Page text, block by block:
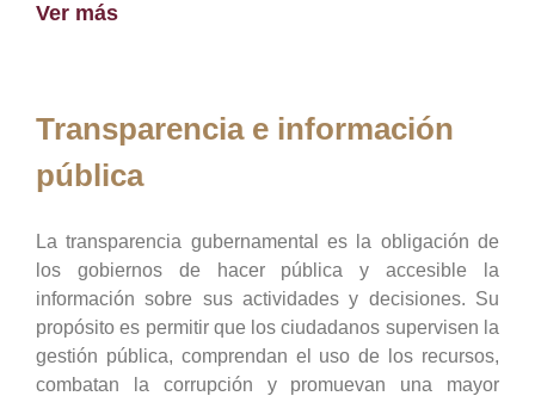
Ver más
Transparencia e información
pública
La transparencia gubernamental es la obligación de
los gobiernos de hacer pública y accesible la
información sobre sus actividades y decisiones. Su
propósito es permitir que los ciudadanos supervisen la
gestión pública, comprendan el uso de los recursos,
combatan la corrupción y promuevan una mayor